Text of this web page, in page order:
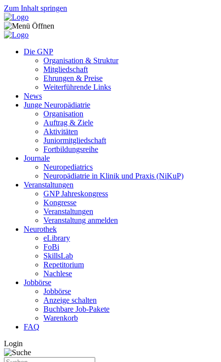
Zum Inhalt springen
Die GNP
Organisation & Struktur
Mitgliedschaft
Ehrungen & Preise
Weiterführende Links
News
Junge Neuropädiatrie
Organisation
Auftrag & Ziele
Aktivitäten
Juniormitgliedschaft
Fortbildungsreihe
Journale
Neuropediatrics
Neuropädiatrie in Klinik und Praxis (NiKuP)
Veranstaltungen
GNP Jahreskongress
Kongresse
Veranstaltungen
Veranstaltung anmelden
Neurothek
eLibrary
FoBi
SkillsLab
Repetitorium
Nachlese
Jobbörse
Jobbörse
Anzeige schalten
Buchbare Job-Pakete
Warenkorb
FAQ
Login